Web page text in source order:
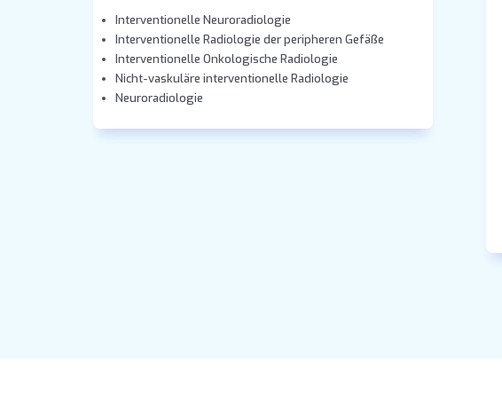
Interventionelle Neuroradiologie
Interventionelle Radiologie der peripheren Gefäße
Interventionelle Onkologische Radiologie
Nicht-vaskuläre interventionelle Radiologie
Neuroradiologie